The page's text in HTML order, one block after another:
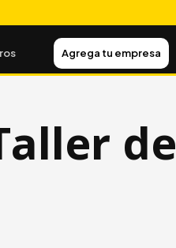
Agrega tu empresa
de